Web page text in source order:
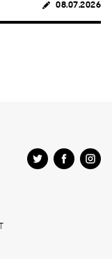
08.07.2026